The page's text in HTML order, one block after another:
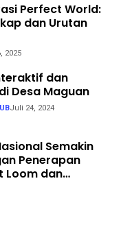
Perfect World:
dan Urutan
2025
dan
Desa Maguan
Juli 24, 2024
Semakin
Penerapan
Loom dan
di CV. Garuda